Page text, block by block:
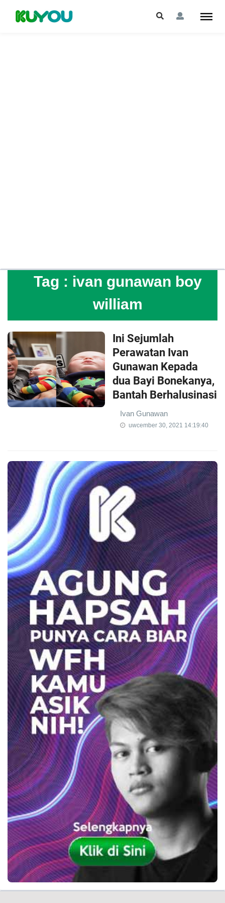
Tag : ivan gunawan boy
william
Ini Sejumlah
Perawatan Ivan
Gunawan Kepada
dua Bayi Bonekanya,
Bantah Berhalusinasi
Ivan Gunawan
uwcember 30, 2021 14:19:40